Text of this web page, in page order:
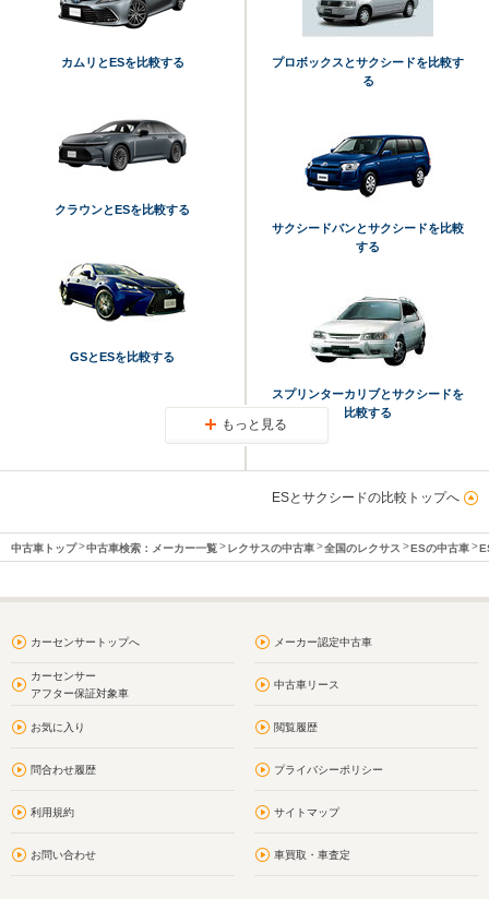
カムリとESを比較する
クラウンとESを比較する
GSとESを比較する
プロボックスとサクシードを比較す
る
サクシードバンとサクシードを比較
する
スプリンターカリブとサクシードを
比較する
もっと見る
ESとサクシードの比較トップへ
中古車トップ 中古車検索：メーカー一覧 レクサスの中古車 全国のレクサス ESの中古車
カーセンサートップへ メーカー認定中古車
カーセンサー
アフター保証対象車
中古車リース
お気に入り 閲覧履歴
問合わせ履歴 プライバシーポリシー
利用規約 サイトマップ
お問い合わせ 車買取・車査定